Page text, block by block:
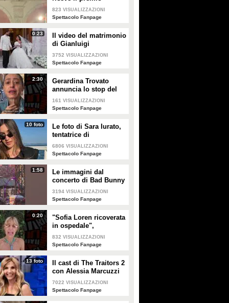
intitolato al padre
Enrico
823 VISUALIZZAZIONI
Spettacolo Fanpage
0:23
Il video del matrimonio
di Gianluigi
Donnarumma e Alessia
Elefante
3752 VISUALIZZAZIONI
Spettacolo Fanpage
2:30
Gerardina Trovato
annuncia lo stop del
tour per problemi di
salute
161 VISUALIZZAZIONI
Spettacolo Fanpage
10 foto
Le foto di Sara Iurato,
tentatrice di
Temptation Island 2026
6806 VISUALIZZAZIONI
Spettacolo Fanpage
1:58
Le immagini dal
concerto di Bad Bunny
a Milano
3194 VISUALIZZAZIONI
Spettacolo Fanpage
0:20
"Sofia Loren ricoverata
in ospedale",
Alessandra Mussolini
smentisce: "È serena e
832 VISUALIZZAZIONI
Spettacolo Fanpage
13 foto
Il cast di The Traitors 2
con Alessia Marcuzzi
7022 VISUALIZZAZIONI
Spettacolo Fanpage